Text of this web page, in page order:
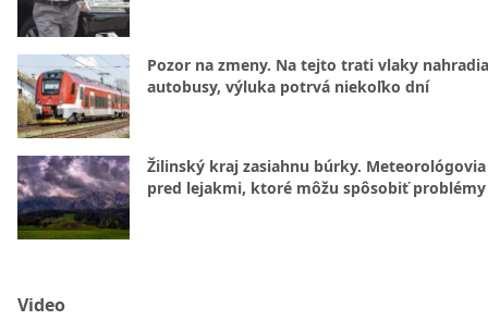
Pozor na zmeny. Na tejto trati vlaky nahradia
autobusy, výluka potrvá niekoľko dní
Žilinský kraj zasiahnu búrky.
pred lejakmi, ktoré môžu spôsobiť problémy
Video